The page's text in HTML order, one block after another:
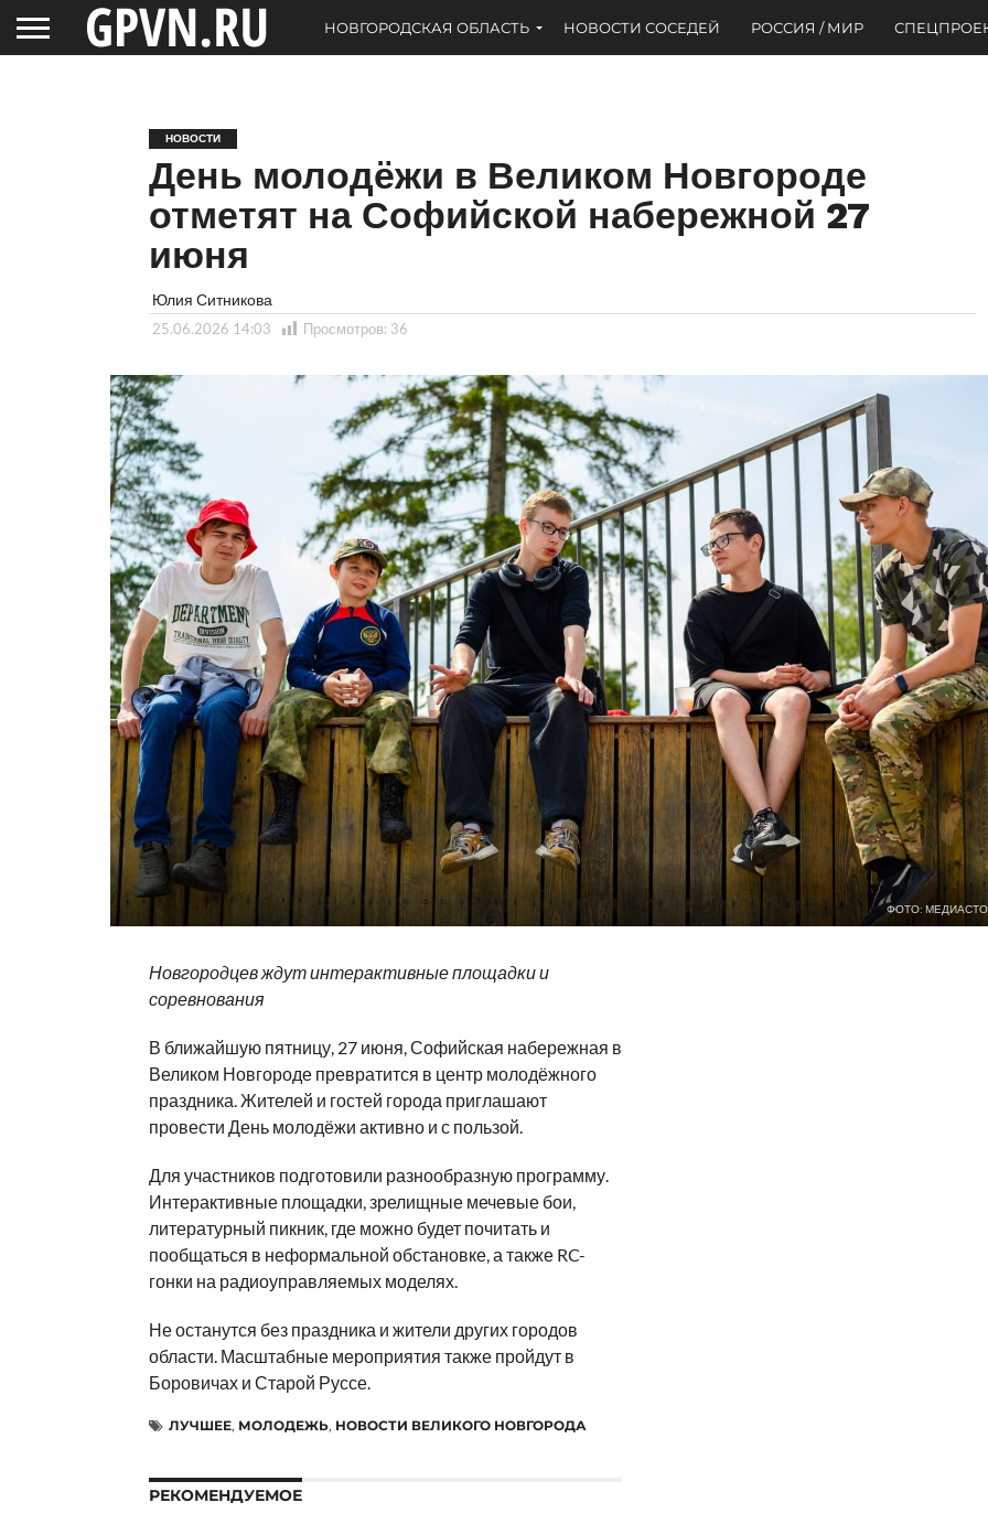
НОВГОРОДСКАЯ ОБЛАСТЬ НОВОСТИ СОСЕДЕЙ РОССИЯ / МИР
НОВОСТИ
День молодёжи в Великом Новгороде
отметят на Софийской набережной 27
июня
Юлия Ситникова
25.06.2026 14:03 Просмотров: 36
ФОТО:
Новгородцев ждут интерактивные площадки и
соревнования
В ближайшую пятницу, 27 июня, Софийская набережная в
Великом Новгороде превратится в центр молодёжного
праздника. Жителей и гостей города приглашают
провести День молодёжи активно и с пользой.
Для участников подготовили разнообразную программу.
Интерактивные площадки, зрелищные мечевые бои,
литературный пикник, где можно будет почитать и
пообщаться в неформальной обстановке, а также RC-
гонки на радиоуправляемых моделях.
Не останутся без праздника и жители других городов
области. Масштабные мероприятия также пройдут в
Боровичах и Старой Руссе.
ЛУЧШЕЕ, МОЛОДЕЖЬ, НОВОСТИ ВЕЛИКОГО НОВГОРОДА
РЕКОМЕНДУЕМОЕ